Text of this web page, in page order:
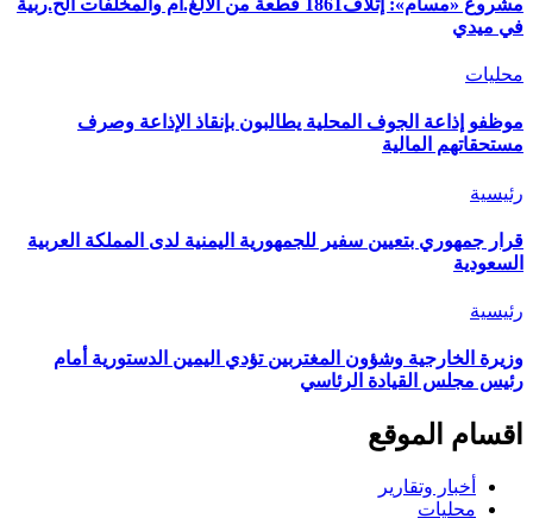
في ميدي
محليات
موظفو إذاعة الجوف المحلية يطالبون بإنقاذ الإذاعة وصرف
مستحقاتهم المالية
رئيسية
قرار جمهوري بتعيين سفير للجمهورية اليمنية لدى المملكة العربية
السعودية
رئيسية
وزيرة الخارجية وشؤون المغتربين تؤدي اليمين الدستورية أمام
رئيس مجلس القيادة الرئاسي
اقسام الموقع
أخبار وتقارير
محليات